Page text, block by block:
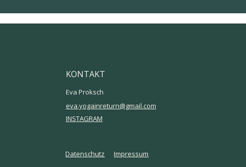
KONTAKT
Eva Proksch
eva.yogainreturn@gmail.com
INSTAGRAM
Datenschutz Impressum